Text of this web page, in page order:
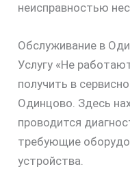
неисправностью
Обслуживание в
Услугу «Не
получить в
Одинцово. Здесь
проводится
требующие
устройства.